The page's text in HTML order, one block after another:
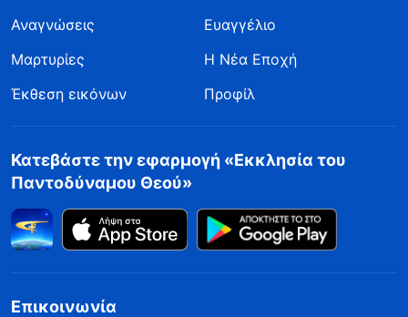
Αναγνώσεις
Ευαγγέλιο
Μαρτυρίες
Η Νέα Εποχή
Έκθεση εικόνων
Προφίλ
Κατεβάστε την εφαρμογή «Εκκλησία του
Παντοδύναμου Θεού»
Επικοινωνία